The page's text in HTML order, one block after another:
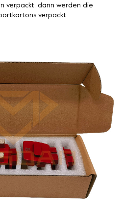
verpackt, dann werden die
verpackt